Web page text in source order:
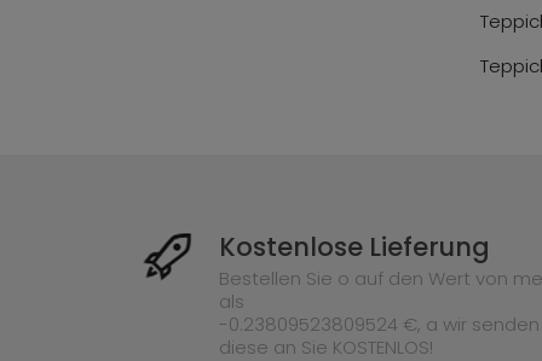
Kostenlose Lieferung
Bestellen Sie o auf den Wert von
als
-0.23809523809524 €, a wir senden
diese an Sie KOSTENLOS!